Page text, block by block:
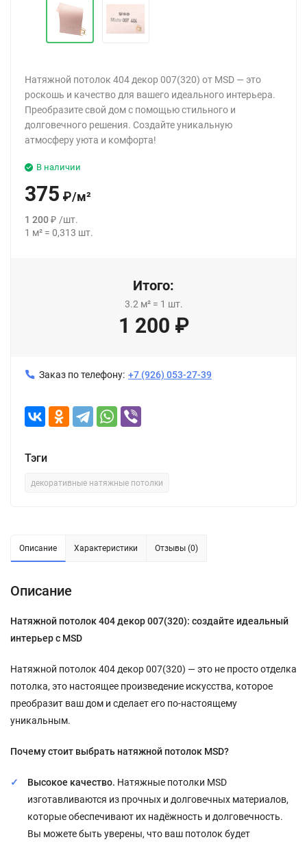
Натяжной потолок 404 декор 007(320) от MSD — это
роскошь и качество для вашего идеального интерьера.
Преобразите свой дом с помощью стильного и
долговечного решения. Создайте уникальную
атмосферу уюта и комфорта!
В наличии
375 ₽/м²
1 200₽ /шт.
1 м² = 0,313 шт.
Итого:
3.2 м²= 1 шт.
1 200 ₽
Заказ по телефону: +7 (926) 053-27-39
Тэги
декоративные натяжные потолки
Описание Характеристики Отзывы (0)
Описание
Натяжной потолок 404 декор 007(320): создайте идеальный
интерьер с MSD
Натяжной потолок 404 декор 007(320) — это не просто отделка
потолка, это настоящее произведение искусства, которое
преобразит ваш дом и сделает его по-настоящему
уникальным.
Почему стоит выбрать натяжной потолок MSD?
Высокое качество. Натяжные потолки MSD
изготавливаются из прочных и долговечных материалов,
которые обеспечивают их надёжность и долговечность.
Вы можете быть уверены, что ваш потолок будет